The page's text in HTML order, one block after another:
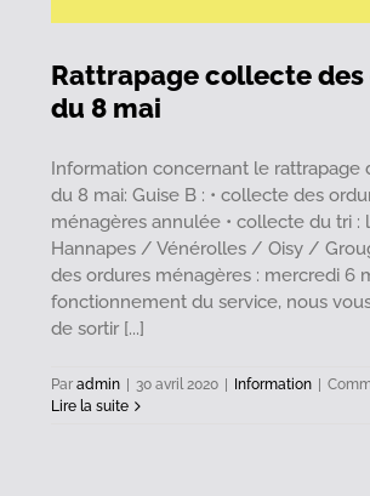
Rattrapage collecte
du 8 mai
Information concernant le rattrapage
du 8 mai: Guise B : • collecte des
ménagères annulée • collecte du tri :
Hannapes / Vénérolles / Oisy /
des ordures ménagères : mercredi 6
fonctionnement du service, nous
de sortir [...]
Par admin | 30 avril 2020 | Information |
Lire la suite